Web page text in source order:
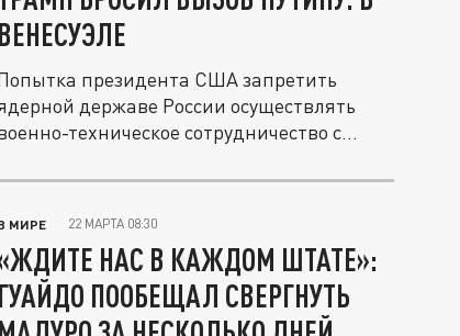
ВЕНЕСУЭЛЕ
президента США запретить
державе России осуществлять
техническое сотрудничество с...
МИРЕ 22 МАРТА 08:30
НАС В КАЖДОМ ШТАТЕ»:
ГУАЙДО ПООБЕЩАЛ СВЕРГНУТЬ